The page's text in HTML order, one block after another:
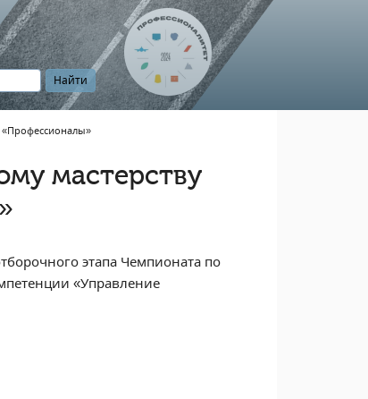
мастерству
этапа Чемпионата по
«Управление